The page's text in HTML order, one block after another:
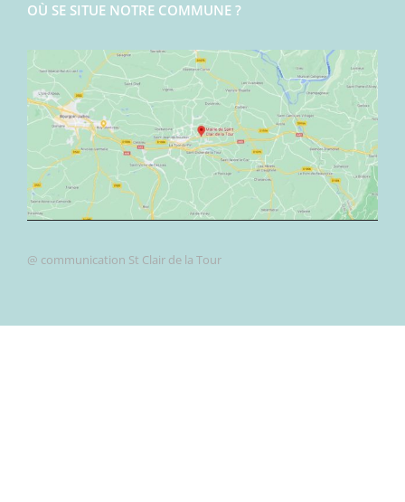
OÙ SE SITUE NOTRE COMMUNE ?
@ communication St Clair de la Tour